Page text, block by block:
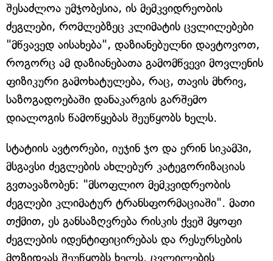
შესაძლოა უმჯობესია, ის მემკვიდრეობის
ძეგლები, რომლებზეც კლიმატის ცვლილებები
"მწვავედ აისახება", დაზიანებულნი დავტოვოთ,
როგორც ამ დაზიანებათა გამომწვევი მოვლენის
ფიზიკური გამოხატულება, რაც, თავის მხრივ,
საზოგადოებაში დანაკარგის გარშემო
დიალოგის წამოწყებას შეუწყობს ხელს.
სტატიის ავტორები, იუჯინ ჯო და ერინ სიკამპი,
მსგავსი ძეგლების ახლებურ კატეგორიზაციას
გვთავაზობენ: "მსოფლიო მემკვიდრეობის
ძეგლები კლიმატურ ტრანსფორმაციაში". მათი
თქმით, ეს განსაზღვრება რისკის ქვეშ მყოფი
ძეგლების იდენტიფიცირებას და რესურსების
მოზიდვას შეუწყობს ხელს. ცვლილების